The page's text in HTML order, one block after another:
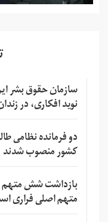
سازمان حقوق بشر
نوید افکاری، در
دو فرمانده نظامی
کشور منصوب شدند
بازداشت شش متهم
متهم اصلی فراری